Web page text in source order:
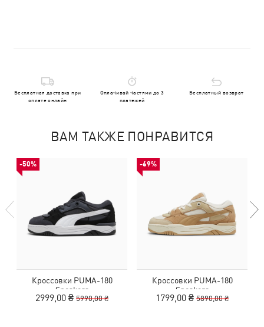
Бесплатная доставка при
оплате онлайн
Оплачивай частями до 3
платежей
Бесплатный возврат
ВАМ ТАКЖЕ ПОНРАВИТСЯ
-50%
Кроссовки PUMA-180
Sneakers
2999,00 ₴ 5990,00 ₴
-69%
Кроссовки PUMA-180
Sneakers
1799,00 ₴ 5890,00 ₴